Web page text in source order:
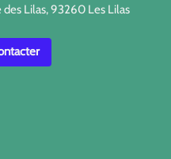
des Lilas, 93260 Les Lilas